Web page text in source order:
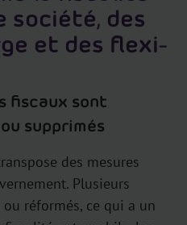
société, des
et des flexi-
fiscaux sont
supprimés
des mesures
Plusieurs
réformés, ce qui a un